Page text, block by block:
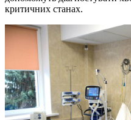
критичних станах.